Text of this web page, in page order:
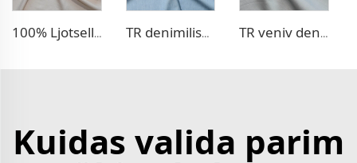
100% Ljotsell, linase lõhkuva kleiditekstiil TR denimilise tekstuuri tekstiil TR veniv denimilise tekstuuri tekstiil
Kuidas valida parim